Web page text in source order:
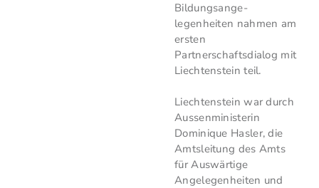
Bildungsange-
legenheiten nahmen am
ersten
Partnerschaftsdialog mit
Liechtenstein teil.
Liechtenstein war durch
Aussenministerin
Dominique Hasler, die
Amtsleitung des Amts
für Auswärtige
Angelegenheiten und